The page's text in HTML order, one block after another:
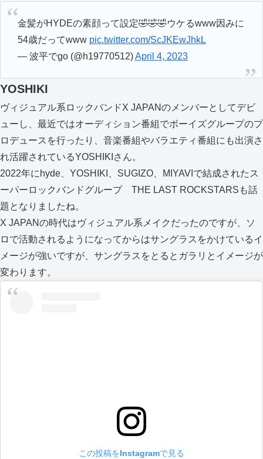
金髪がHYDEの素顔って設定🤣🤣🤣ウケるwww因みに
54歳だってwww pic.twitter.com/ScJKEwJhkL
— 波平でgo (@h19770512)April 4, 2023
YOSHIKI
ヴィジュアル系ロックバンドX JAPANのメンバーとしてデビ
ューし、最近ではオーディション番組でボーイズグループのプ
ロデュースを行ったり、音楽番組やバラエティ番組にも出演さ
れ活躍されているYOSHIKIさん。
2022年にhyde、YOSHIKI、SUGIZO、MIYAVIで結成されたス
ーパーロックバンドグループ THE LAST ROCKSTARSも話
題となりましたね。
X JAPANの時代はヴィジュアル系メイクだったのですが、ソ
ロで活動されるようになってからはサングラスをかけているイ
メージが強いですが、サングラスをとるとガラリとイメージが
変わります。
この投稿をInstagramで見る